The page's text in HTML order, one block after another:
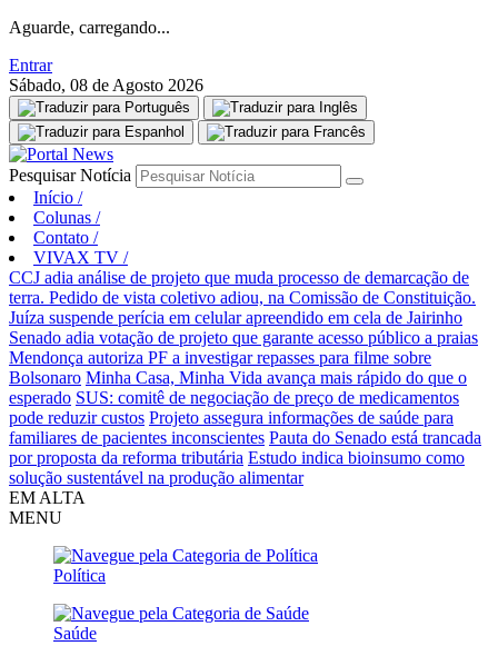
Aguarde, carregando...
Entrar
Sábado, 08 de Agosto 2026
Pesquisar Notícia
Início /
Colunas /
Contato /
VIVAX TV /
CCJ adia análise de projeto que muda processo de demarcação de
terra. Pedido de vista coletivo adiou, na Comissão de Constituição.
Juíza suspende perícia em celular apreendido em cela de Jairinho
Senado adia votação de projeto que garante acesso público a praias
Mendonça autoriza PF a investigar repasses para filme sobre
Bolsonaro Minha Casa, Minha Vida avança mais rápido do que o
esperado SUS: comitê de negociação de preço de medicamentos
pode reduzir custos Projeto assegura informações de saúde para
familiares de pacientes inconscientes Pauta do Senado está trancada
por proposta da reforma tributária Estudo indica bioinsumo como
solução sustentável na produção alimentar
EM ALTA
MENU
Política
Saúde